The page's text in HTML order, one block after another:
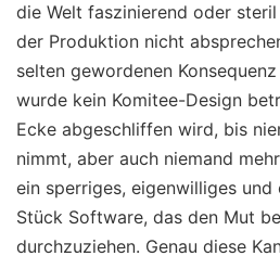
die Welt faszinierend oder
der Produktion nicht
selten gewordenen
wurde kein Komitee-Design
Ecke abgeschliffen wird, bis
nimmt, aber auch niemand
ein sperriges, eigenwilliges
Stück Software, das den Mut
durchzuziehen. Genau diese